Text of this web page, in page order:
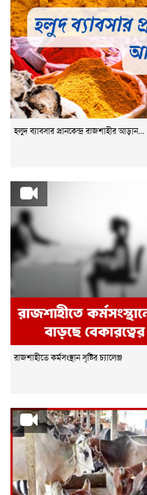
হলুদ ব্যাবসার প্রানকেন্দ্র রাজশাহীর আড়ান...
রাজশাহীতে কর্মসংস্থান সৃষ্টির চ্যালেঞ্জ